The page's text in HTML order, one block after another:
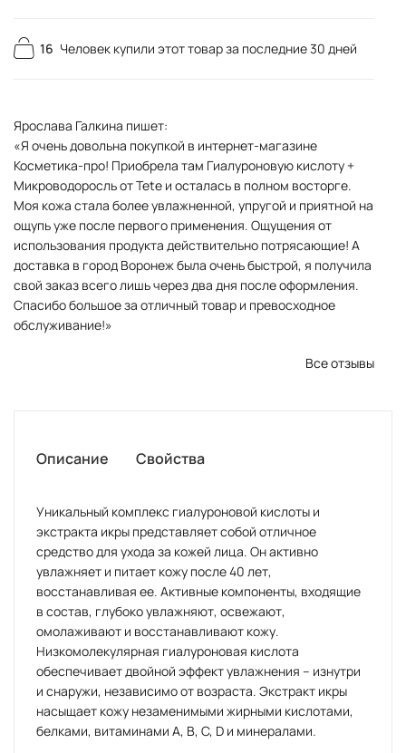
16 Человек купили этот товар за последние 30 дней
Ярослава Галкина пишет:
«Я очень довольна покупкой в интернет-магазине
Косметика-про! Приобрела там Гиалуроновую кислоту +
Микроводоросль от Tete и осталась в полном восторге.
Моя кожа стала более увлажненной, упругой и приятной на
ощупь уже после первого применения. Ощущения от
использования продукта действительно потрясающие! А
доставка в город Воронеж была очень быстрой, я получила
свой заказ всего лишь через два дня после оформления.
Спасибо большое за отличный товар и превосходное
обслуживание!»
Все отзывы
Описание Свойства
Уникальный комплекс гиалуроновой кислоты и
экстракта икры представляет собой отличное
средство для ухода за кожей лица. Он активно
увлажняет и питает кожу после 40 лет,
восстанавливая ее. Активные компоненты, входящие
в состав, глубоко увлажняют, освежают,
омолаживают и восстанавливают кожу.
Низкомолекулярная гиалуроновая кислота
обеспечивает двойной эффект увлажнения – изнутри
и снаружи, независимо от возраста. Экстракт икры
насыщает кожу незаменимыми жирными кислотами,
белками, витаминами A, B, C, D и минералами.